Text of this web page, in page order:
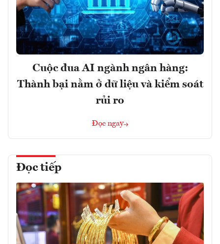
Cuộc đua AI ngành ngân hàng:
Thành bại nằm ở dữ liệu và kiểm soát
rủi ro
Đọc ngay
Đọc tiếp